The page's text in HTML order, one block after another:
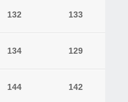
132 133
134 129
144 142